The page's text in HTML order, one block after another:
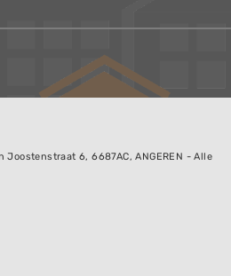
Joostenstraat 6, 6687AC, ANGEREN - Alle